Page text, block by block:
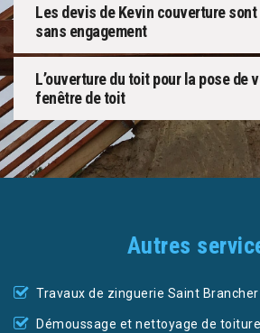
Les devis de Kevin couverture
sans engagement
L’ouverture du toit pour la pose de
fenêtre de toit
Autres
Travaux de zinguerie Saint
Démoussage et nettoyage de